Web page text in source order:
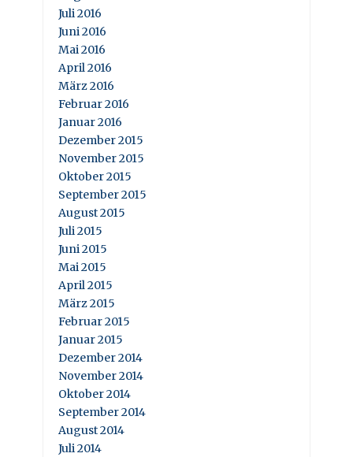
Juli 2016
Juni 2016
Mai 2016
April 2016
März 2016
Februar 2016
Januar 2016
Dezember 2015
November 2015
Oktober 2015
September 2015
August 2015
Juli 2015
Juni 2015
Mai 2015
April 2015
März 2015
Februar 2015
Januar 2015
Dezember 2014
November 2014
Oktober 2014
September 2014
August 2014
Juli 2014